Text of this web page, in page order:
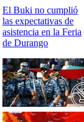
El Buki no cumplió
las expectativas de
asistencia en la Feria
de Durango